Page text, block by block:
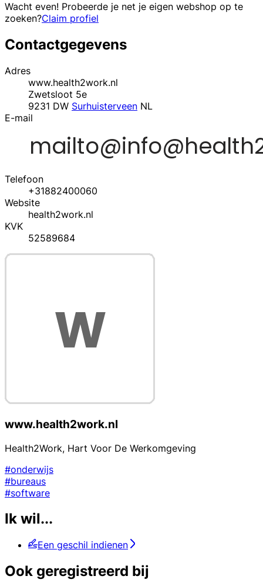
Wacht even! Probeerde je net je eigen webshop op te
zoeken?Claim profiel
Contactgegevens
Adres
www.health2work.nl
Zwetsloot 5e
9231 DW Surhuisterveen NL
E-mail
Telefoon
+31882400060
Website
health2work.nl
KVK
52589684
www.health2work.nl
Health2Work, Hart Voor De Werkomgeving
#onderwijs
#bureaus
#software
Ik wil...
Een geschil indienen
Ook geregistreerd bij